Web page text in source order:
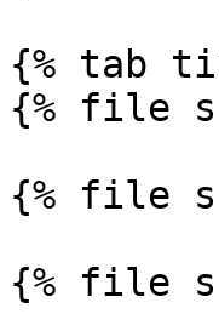
{% tab
{% file
{% file
{% file